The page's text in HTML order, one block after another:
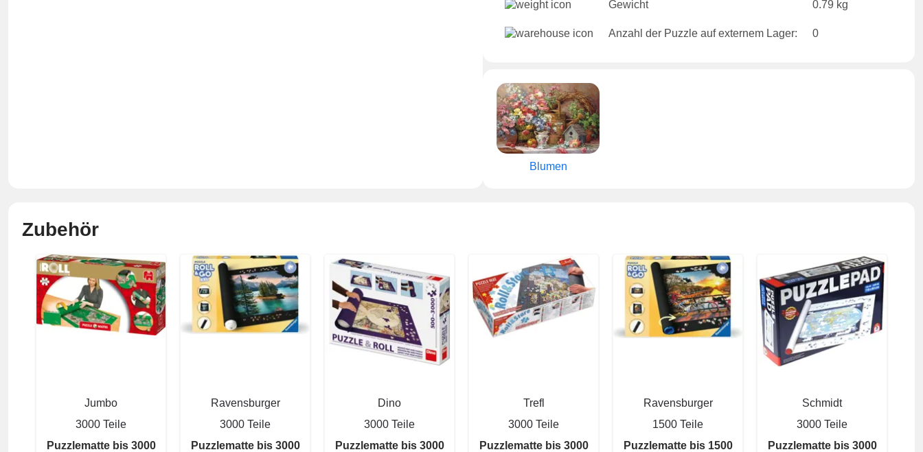
Gewicht 0.79 kg
Anzahl der Puzzle auf externem Lager: 0
Blumen
Zubehör
Jumbo
3000 Teile
Puzzlematte bis 3000
Ravensburger
3000 Teile
Puzzlematte bis 3000
Dino
3000 Teile
Puzzlematte bis 3000
Trefl
3000 Teile
Puzzlematte bis 3000
Ravensburger
1500 Teile
Puzzlematte bis 1500
Schmidt
3000 Teile
Puzzlematte bis 3000